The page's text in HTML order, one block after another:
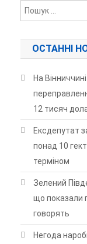
ОСТАННІ
На
12 тисяч
Ексдепутат
понад 10
терміном
Зелений
що показали
говорять
Негода